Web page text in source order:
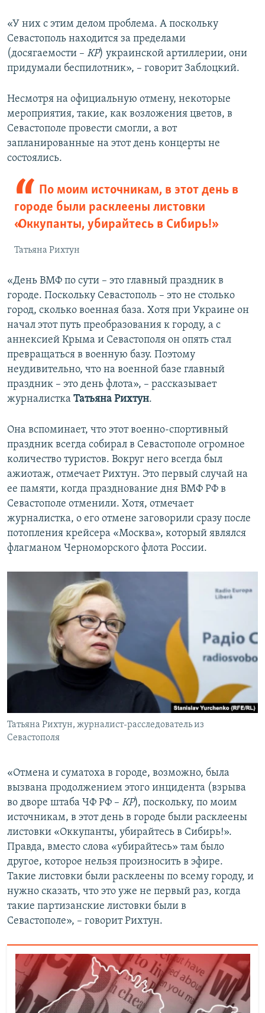
«У них с этим делом проблема. А поскольку
Севастополь находится за пределами
(досягаемости – КР) украинской артиллерии, они
придумали беспилотник», – говорит Заблоцкий.
Несмотря на официальную отмену, некоторые
мероприятия, такие, как возложения цветов, в
Севастополе провести смогли, а вот
запланированные на этот день концерты не
состоялись.
По моим источникам, в этот день в
городе были расклеены листовки
«Оккупанты, убирайтесь в Сибирь!»
Татьяна Рихтун
«День ВМФ по сути – это главный праздник в
городе. Поскольку Севастополь – это не столько
город, сколько военная база. Хотя при Украине он
начал этот путь преобразования к городу, а с
аннексией Крыма и Севастополя он опять стал
превращаться в военную базу. Поэтому
неудивительно, что на военной базе главный
праздник – это день флота», – рассказывает
журналистка Татьяна Рихтун.
Она вспоминает, что этот военно-спортивный
праздник всегда собирал в Севастополе огромное
количество туристов. Вокруг него всегда был
ажиотаж, отмечает Рихтун. Это первый случай на
ее памяти, когда празднование дня ВМФ РФ в
Севастополе отменили. Хотя, отмечает
журналистка, о его отмене заговорили сразу после
потопления крейсера «Москва», который являлся
флагманом Черноморского флота России.
Татьяна Рихтун, журналист-расследователь из
Севастополя
«Отмена и суматоха в городе, возможно, была
вызвана продолжением этого инцидента (взрыва
во дворе штаба ЧФ РФ – КР), поскольку, по моим
источникам, в этот день в городе были расклеены
листовки «Оккупанты, убирайтесь в Сибирь!».
Правда, вместо слова «убирайтесь» там было
другое, которое нельзя произносить в эфире.
Такие листовки были расклеены по всему городу, и
нужно сказать, что это уже не первый раз, когда
такие партизанские листовки были в
Севастополе», – говорит Рихтун.